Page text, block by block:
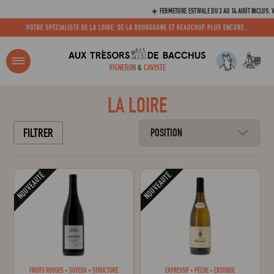
☀️ FERMETURE ESTIVALE DU 3 AU 14 AOÛT INCLUS. VOS
VOTRE SPÉCIALISTE DE LA LOIRE, DE LA BOURGOGNE ET BEAUCOUP PLUS ENCORE..
VIGNERON& CAVISTE
?
LA LOIRE
FILTRER POSITION
NOUVEAUTÉ
FRUITS ROUGES SOYEUX STRUCTURÉ
NOUVEAUTÉ
EXPRESSIF PÊCHE EXOTIQUE